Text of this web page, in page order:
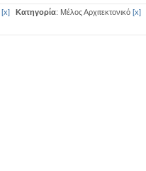
[x] Κατηγορία: Μέλος Αρχιτεκτονικό [x]